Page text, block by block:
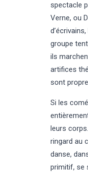
spectacle
Verne, ou
groupe
ils
artifices
sont
Si les
leurs
ringard au
danse,
primitif, se